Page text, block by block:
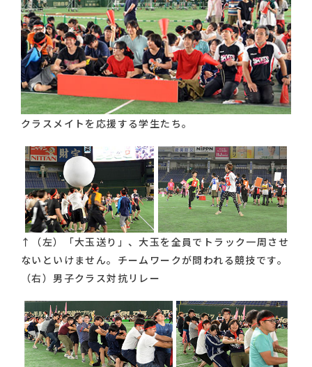
クラスメイトを応援する学生たち。
↑（左）「大玉送り」、大玉を全員でトラック一周させ
ないといけません。チームワークが問われる競技です。
（右）男子クラス対抗リレー